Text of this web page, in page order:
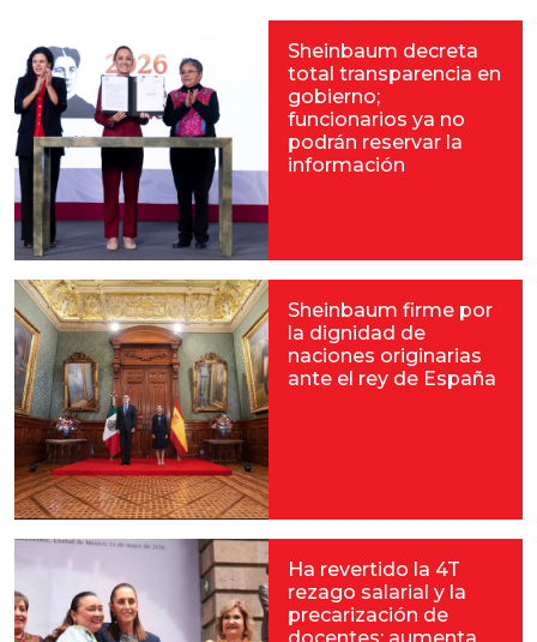
Sheinbaum decreta
total transparencia en
gobierno;
funcionarios ya no
podrán reservar la
información
Sheinbaum firme por
la dignidad de
naciones originarias
ante el rey de España
Ha revertido la 4T
rezago salarial y la
precarización de